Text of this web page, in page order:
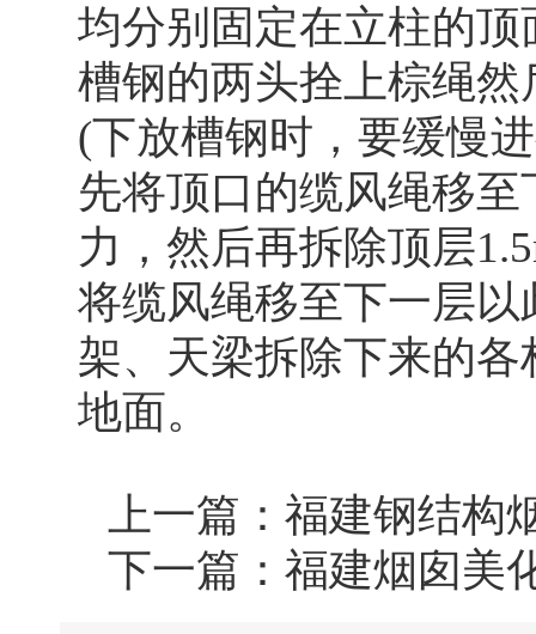
均分别固定在立柱的
槽钢的两头拴上棕绳
(下放槽钢时，要缓
先将顶口的缆风绳移
力，然后再拆除顶层
将缆风绳移至下一层
架、天梁拆除下来的
地面。
上一篇： 福建钢结构
下一篇： 福建烟囱美